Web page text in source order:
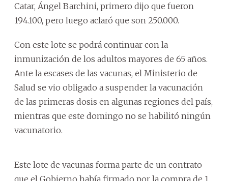
Catar, Ángel Barchini, primero dijo que fueron
194.100, pero luego aclaró que son 250.000.
Con este lote se podrá continuar con la
inmunización de los adultos mayores de 65 años.
Ante la escases de las vacunas, el Ministerio de
Salud se vio obligado a suspender la vacunación
de las primeras dosis en algunas regiones del país,
mientras que este domingo no se habilitó ningún
vacunatorio.
Este lote de vacunas forma parte de un contrato
que el Gobierno había firmado por la compra de 1